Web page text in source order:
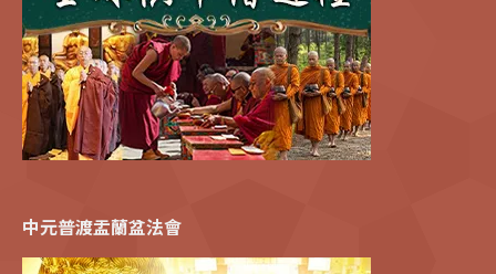
中元普渡盂蘭盆法會